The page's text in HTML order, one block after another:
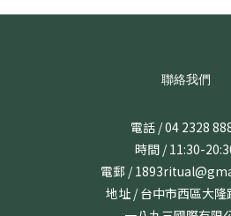
聯絡我們
電話 / 04 2328
時間 / 11:30-
電郵 /
地址 / 台中市西區大隆